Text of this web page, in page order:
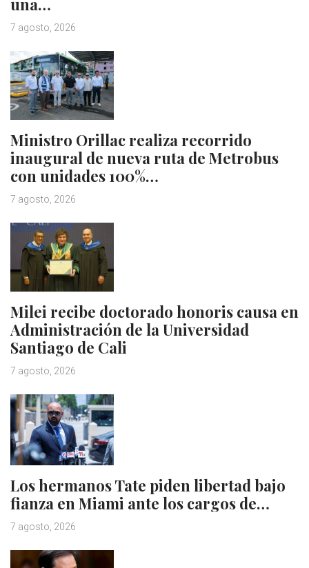
7 agosto, 2026
Ministro Orillac realiza recorrido
inaugural de nueva ruta de Metrobus
con unidades 100%…
7 agosto, 2026
Milei recibe doctorado honoris causa en
Administración de la Universidad
Santiago de Cali
7 agosto, 2026
Los hermanos Tate piden libertad bajo
fianza en Miami ante los cargos de…
7 agosto, 2026